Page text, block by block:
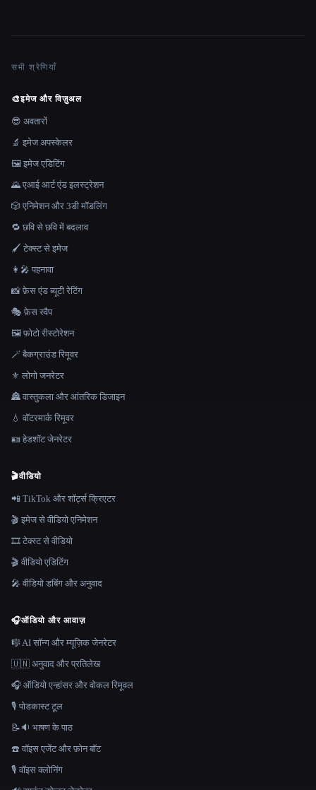
सभी श्रेणियाँ
🎨इमेज और विज़ुअल
😎 अवतारों
🔬 इमेज अपस्केलर
🖼️ इमेज एडिटिंग
🌄 एआई आर्ट एंड इलस्ट्रेशन
🎲 एनिमेशन और 3डी मॉडलिंग
🔁 छवि से छवि में बदलाव
🖌️ टेक्स्ट से इमेज
👩‍🎤 पहनावा
📸 फ़ेस एंड ब्यूटी रेटिंग
🎭 फ़ेस स्वैप
🖼️ फ़ोटो रीस्टोरेशन
🪄 बैकग्राउंड रिमूवर
⚜️ लोगो जनरेटर
🏯 वास्तुकला और आंतरिक डिजाइन
💧 वॉटरमार्क रिमूवर
🪪 हेडशॉट जेनरेटर
🎬वीडियो
📲 TikTok और शॉर्ट्स क्रिएटर
🎬 इमेज से वीडियो एनिमेशन
🎞️ टेक्स्ट से वीडियो
🎬 वीडियो एडिटिंग
🎤 वीडियो डबिंग और अनुवाद
🎧ऑडियो और आवाज़
🎼 AI सॉन्ग और म्यूज़िक जेनरेटर
🇺🇳 अनुवाद और प्रतिलेख
🎧 ऑडियो एन्हांसर और वोकल रिमूवल
🎙️ पोडकास्ट टूल
📝🔉 भाषण के पाठ
☎️ वॉइस एजेंट और फ़ोन बॉट
🎙️ वॉइस क्लोनिंग